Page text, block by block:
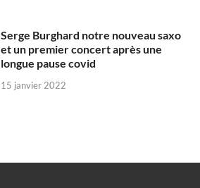
Serge Burghard notre nouveau saxo
et un premier concert après une
longue pause covid
15 janvier 2022